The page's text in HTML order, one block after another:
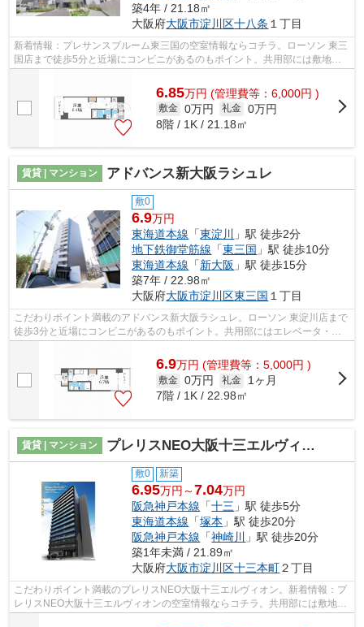
築4年 / 21.18㎡
大阪府大阪市淀川区十八条 １丁目
新着情報：プレサンスブルーム東三国の空室情報ならコチラ。ローソン 東三
国店まで徒歩5分と近場にコンビニがあるのもポイント。共用部には敷地内
6.85万円 (管理費等：6,000円 )
敷金 0万円 礼金 0万円
8階 / 1K / 21.18㎡
賃貸 | マンション アドバンス新大阪ラシュレ
敷0
6.9万円
東海道本線 「東淀川
」駅 徒歩2分
地下鉄御堂筋線 「東三国 」駅 徒歩10分
東海道本線 「新大阪 」駅 徒歩15分
築7年 / 22.98㎡
大阪府大阪市淀川区東三国 １丁目
こだわりポイント満載のアドバンス新大阪ラシュレ。ローソン 東淀川店まで
徒歩3分と近場にコンビニがあるのもポイント。共用部にはエレベータ・敷
地内ごみ置き場などが揃っており、と...
6.9万円 (管理費等：5,000円 )
敷金 0万円 礼金
1ヶ月
7階 / 1K / 22.98㎡
賃貸 | マンション プレリスNEO大阪十三エルヴィオン
敷0 新築
6.95万円～7.04万円
阪急神戸本線 「十三 」駅 徒歩5分
東海道本線 「塚本 」駅 徒歩20分
阪急神戸本線 「神崎川 」駅 徒歩20分
築1年未満 / 21.89㎡
大阪府大阪市淀川区十三本町２丁目
こだわりポイント満載のプレリスNEO大阪十三エルヴィオン。新着情報：プ
レリスNEO大阪十三エルヴィオンの空室情報ならコチラ。共用部には敷地内
ごみ置き場・エレベータなどが揃ってお...